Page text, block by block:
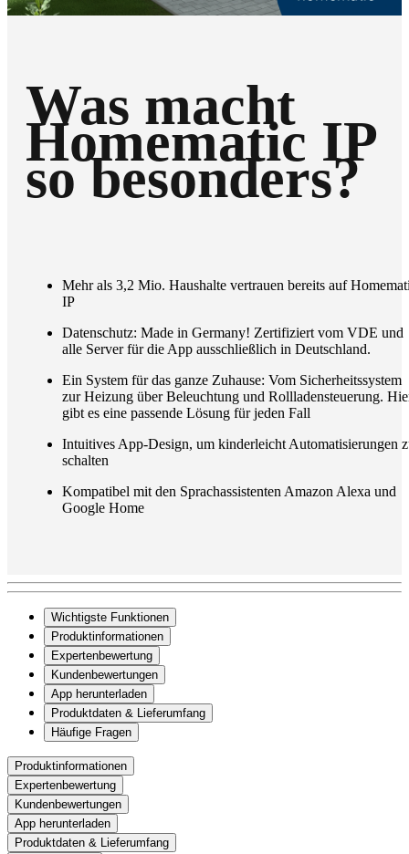
Was macht
Homematic IP
so besonders?
Mehr als 3,2 Mio. Haushalte vertrauen bereits auf
IP
Datenschutz: Made in Germany! Zertifiziert vom VDE und
alle Server für die App ausschließlich in Deutschland.
Ein System für das ganze Zuhause: Vom Sicherheitssystem
zur Heizung über Beleuchtung und Rollladensteuerung.
gibt es eine passende Lösung für jeden Fall
Intuitives App-Design, um kinderleicht Automatisierungen
schalten
Kompatibel mit den Sprachassistenten Amazon Alexa und
Google Home
Wichtigste Funktionen
Produktinformationen
Expertenbewertung
Kundenbewertungen
App herunterladen
Produktdaten & Lieferumfang
Häufige Fragen
Produktinformationen
Expertenbewertung
Kundenbewertungen
App herunterladen
Produktdaten & Lieferumfang